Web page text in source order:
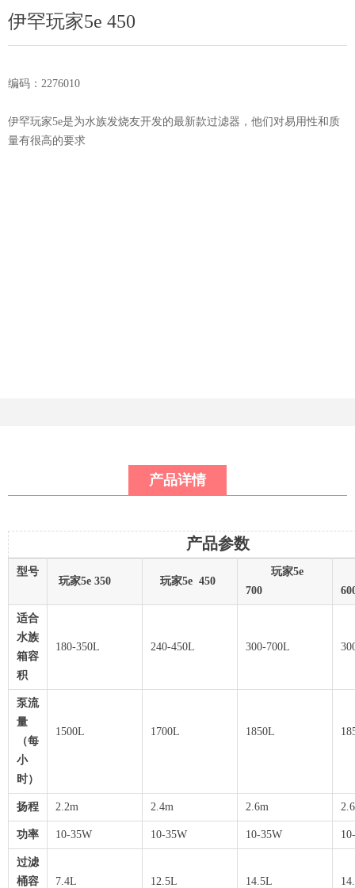
伊罕玩家5e 450
编码：2276010
伊罕玩家5e是为水族发烧友开发的最新款过滤器，他们对易用性和质
量有很高的要求
产品详情
产品参数
型号
玩家5e 350
玩家5e 450
玩家5e
700
适合
水族
箱容
积
180-350L 240-450L 300-700L
泵流
量
（每
小
时）
1500L 1700L 1850L
扬程 2.2m 2.4m 2.6m
功率 10-35W 10-35W 10-35W
过滤
桶容
7.4L 12.5L 14.5L